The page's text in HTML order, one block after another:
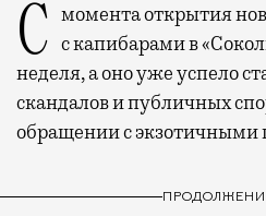
С момента открытия нового контактного кафе с капибарами в
неделя, а оно уже успело
скандалов и публичных
обращении с экзотичными